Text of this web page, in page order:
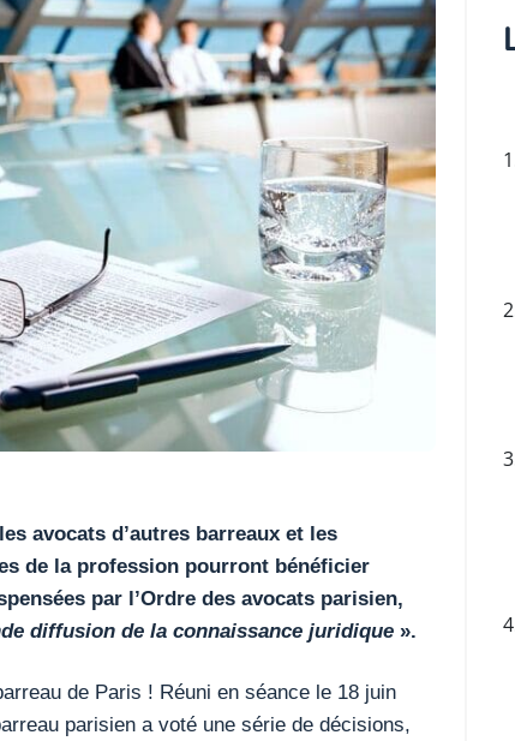
avocats d’autres barreaux et les
de la profession pourront bénéficier
par l’Ordre des avocats parisien,
diffusion de la connaissance juridique ».
de Paris ! Réuni en séance le 18 juin
parisien a voté une série de décisions,